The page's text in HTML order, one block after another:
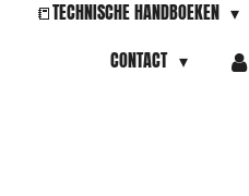
📒TECHNISCHE HANDBOEKEN
CONTACT